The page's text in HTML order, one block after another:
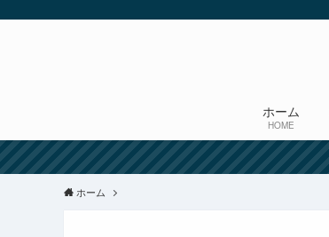
ホーム
HOME
ホーム